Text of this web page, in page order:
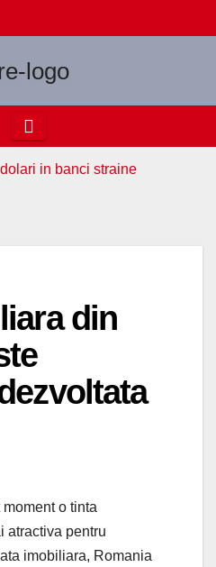
din
o tinta
atractiva pentru
imobiliara, Romania